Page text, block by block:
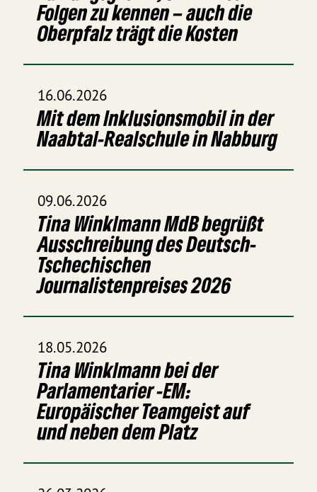
Folgen zu kennen – auch die
Oberpfalz trägt die Kosten
16.06.2026
Mit dem Inklusionsmobil in der
Naabtal-Realschule in Nabburg
09.06.2026
Tina Winklmann MdB begrüßt
Ausschreibung des Deutsch-
Tschechischen
Journalistenpreises 2026
18.05.2026
Tina Winklmann bei der
Parlamentarier -EM:
Europäischer Teamgeist auf
und neben dem Platz